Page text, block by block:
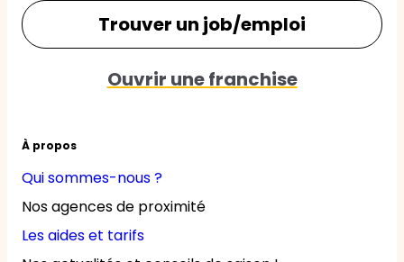
À propos
Qui sommes-nous ?
Nos agences de proximité
Les aides et tarifs
Trouver un job/emploi
Ouvrir une franchise